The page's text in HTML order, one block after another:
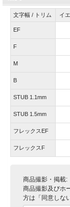
文字幅 / トリム イ
EF
F
M
B
STUB 1.1mm
STUB 1.5mm
フレックスEF
フレックスF
商品撮影・掲載:
商品撮影及びホ
方は「同意しな